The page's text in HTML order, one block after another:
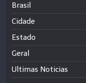
Brasil
Cidade
Estado
Geral
Ultimas Noticias